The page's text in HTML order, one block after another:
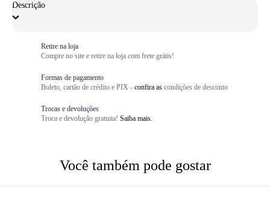
Descrição
Retire na loja
Compre no site e retire na loja com frete grátis!
Formas de pagamento
Boleto, cartão de crédito e PIX - confira as condições de desconto
Trocas e devoluções
Troca e devolução gratuita! Saiba mais.
Você também pode gostar